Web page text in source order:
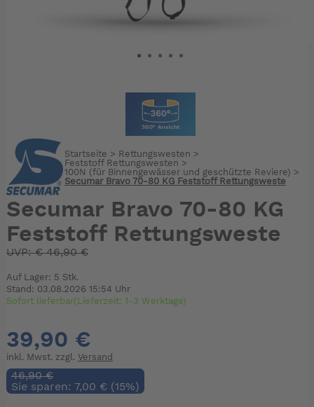
Startseite > Rettungswesten >
Feststoff Rettungswesten >
100N (für Binnengewässer und geschützte Reviere) >
Secumar Bravo 70-80 KG Feststoff Rettungsweste
Secumar Bravo 70-80 KG
Feststoff Rettungsweste
UVP:€46,90 €
Auf Lager: 5 Stk.
Stand: 03.08.2026 15:54 Uhr
Sofort lieferbar(Lieferzeit: 1-3 Werktage)
39,90 €
inkl. Mwst. zzgl. Versand
46,90 €
Sie sparen: 7,00 € (15%)